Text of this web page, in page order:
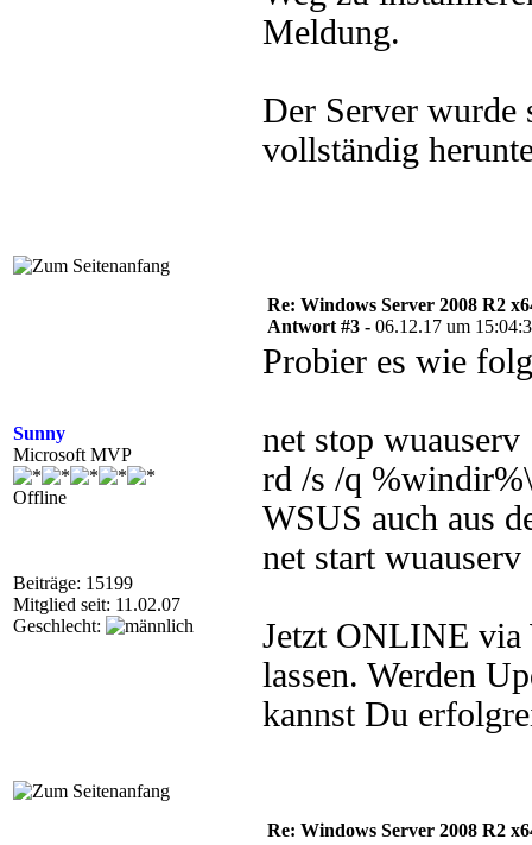
Meldung.
Der Server wurde
vollständig
Sunny
Microsoft MVP
Offline
Beiträge: 15199
Mitglied seit: 11.02.07
Geschlecht:
Re: Windows Server 2008 R2
Antwort #3 - 06.12.17 um
Probier es wie
net stop wuauserv
rd /s /q
WSUS auch aus
net start wuauserv
Jetzt ONLINE via
lassen. Werden
kannst Du
Re: Windows Server 2008 R2